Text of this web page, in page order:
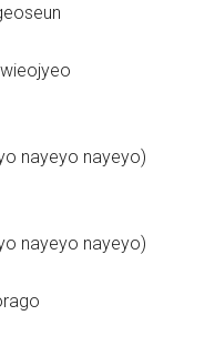
nayeyo nayeyo)
nayeyo nayeyo)